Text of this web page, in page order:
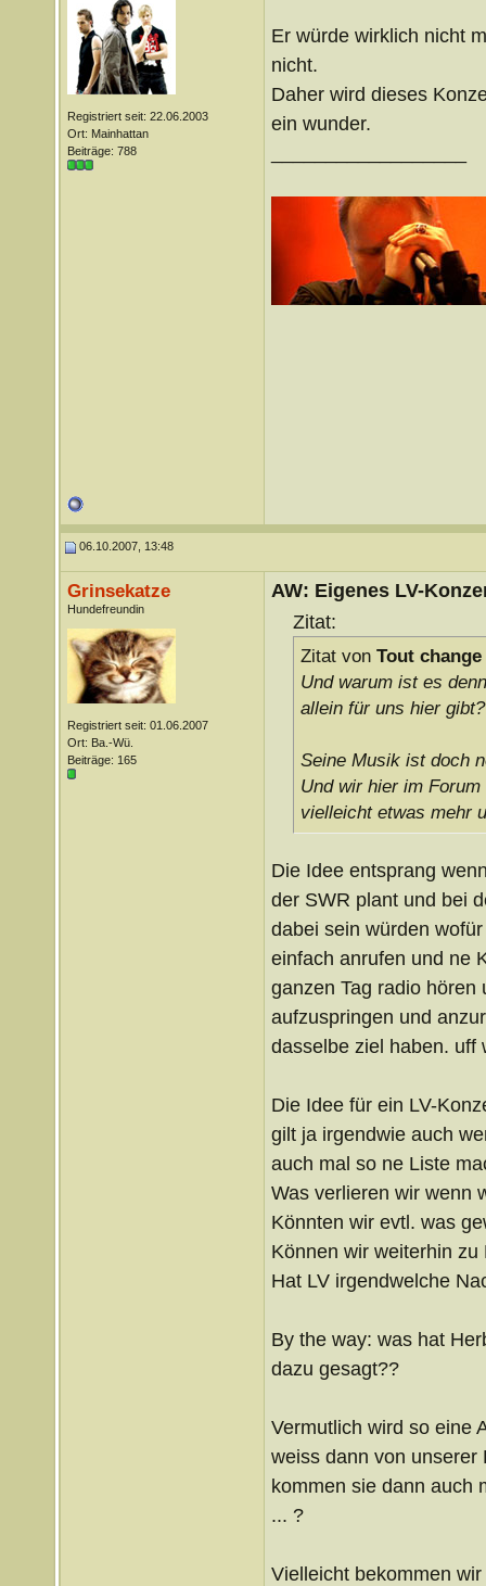
Registriert seit: 22.06.2003
Ort: Mainhattan
Beiträge: 788
Er würde wirklich nicht
nicht.
Daher wird dieses
ein wunder.
06.10.2007, 13:48
Grinsekatze
Hundefreundin
Registriert seit: 01.06.2007
Ort: Ba.-Wü.
Beiträge: 165
AW: Eigenes LV-
Zitat:
Zitat von Tout
Und warum ist es
allein für uns hier gibt?
Seine Musik ist doch
Und wir hier im
vielleicht etwas mehr
Die Idee entsprang
der SWR plant und bei
dabei sein würden
einfach anrufen und ne
ganzen Tag radio
aufzuspringen und
dasselbe ziel haben.
Die Idee für ein LV-
gilt ja irgendwie auch
auch mal so ne Liste
Was verlieren wir wenn
Könnten wir evtl. was
Können wir weiterhin
Hat LV irgendwelche
By the way: was hat
dazu gesagt??
Vermutlich wird so eine
weiss dann von unserer
kommen sie dann auch
... ?
Vielleicht bekommen